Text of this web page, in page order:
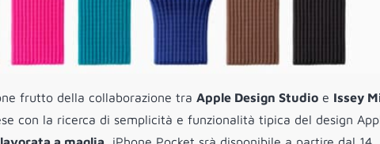
frutto della collaborazione tra Apple Design Studio e Issey
con la ricerca di semplicità e funzionalità tipica del design